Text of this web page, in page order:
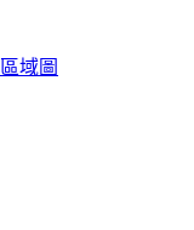
域圖